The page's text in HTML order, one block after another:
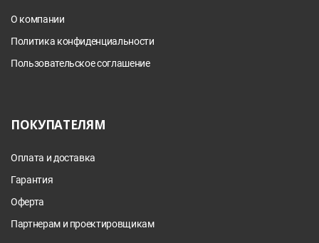
О компании
Политика конфиденциальности
Пользовательское соглашение
ПОКУПАТЕЛЯМ
Оплата и доставка
Гарантия
Оферта
Партнерам и проектировщикам